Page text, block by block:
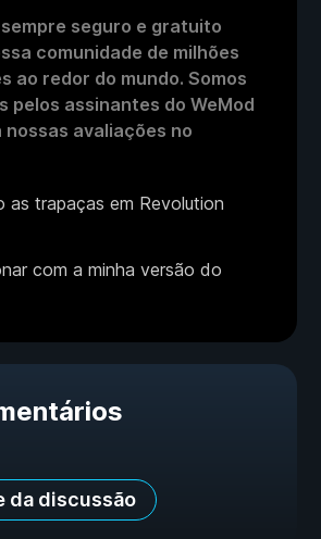
sempre seguro e gratuito
comunidade de milhões
ao redor do mundo. Somos
pelos assinantes do WeMod
nossas avaliações no
as trapaças em Revolution
com a minha versão do
da discussão